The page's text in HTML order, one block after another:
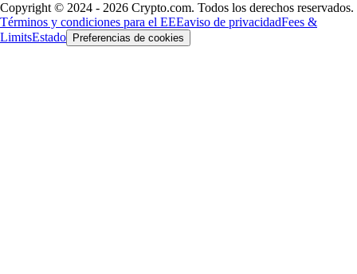
Copyright © 2024 - 2026 Crypto.com. Todos los derechos reservados.
Términos y condiciones para el EEEaviso de privacidadFees &
LimitsEstado Preferencias de cookies